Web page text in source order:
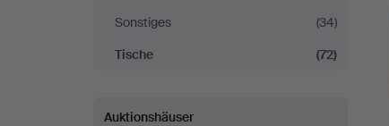
Sonstiges
(34)
Tische
(72)
Auktionshäuser